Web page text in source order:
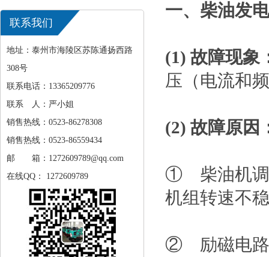
联系我们
地址：泰州市海陵区苏陈通扬西路
308号
联系电话：13365209776
联系 人：严小姐
销售热线：0523-86278308
销售热线：0523-86559434
邮 箱：1272609789@qq.com
在线QQ： 1272609789
一、柴油发
(1) 故障现象
压（电流和
(2) 故障原因
① 柴油机调
机组转速不
② 励磁电路